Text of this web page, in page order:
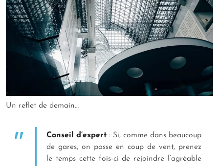
Un reflet de demain…
Conseil d’expert : Si, comme dans beaucoup
de gares, on passe en coup de vent, prenez
le temps cette fois-ci de rejoindre l’agréable